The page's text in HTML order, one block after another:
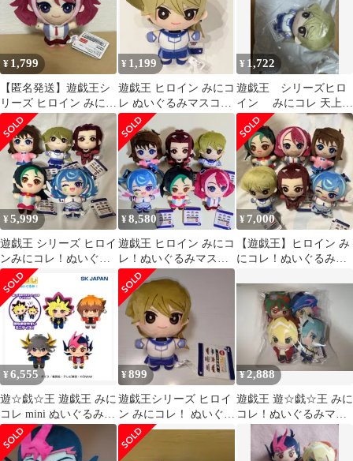
シュ!!」
¥ 1,799
【匿名発送】遊戯王シ
リーズ ヒロイン みにコ
レ！ ぬいぐるみマスコ
ット 柊柚子
¥ 1,199
遊戯王 ヒロイン みにコ
レ ぬいぐるみマスコッ
ト 天上院明日香
¥ 1,722
遊戯王 シリーズヒロ
イン みにコレ 天上院
明日香 完全未開封品
¥5,999
遊戯王 シリーズ ヒロイ
ンみにコレ！ぬいぐる
み マスコット
¥8,580
遊戯王 ヒロイン みにコ
レ！ぬいぐるみマスコ
ット 全6種セット
¥7,000
【遊戯王】ヒロイン み
にコレ！ぬいぐるみマ
品未使用
¥ 6,555
遊☆戯☆王 遊戯王 みに
コレ mini ぬいぐるみ
マスコット 全4種セッ
ト
¥899
遊戯王シリーズ ヒロイ
ン みにコレ！ ぬいぐる
みマスコット 天上院明
日香
¥2,888
遊戯王 遊☆戯☆王 みに
コレ！ぬいぐるみマス
コット2 コンプリート